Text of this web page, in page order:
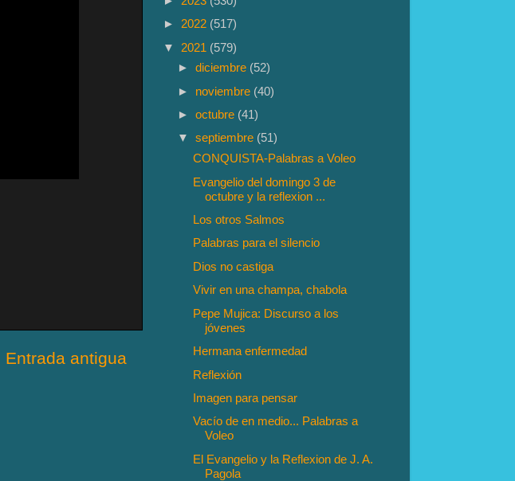
Entrada antigua
► 2022 (517)
▼ 2021 (579)
►diciembre (52)
► noviembre (40)
►octubre (41)
▼septiembre (51)
CONQUISTA-Palabras a Voleo
Evangelio del domingo 3 de
octubre y la reflexion ...
Los otros Salmos
Palabras para el silencio
Dios no castiga
Vivir en una champa, chabola
Pepe Mujica: Discurso a los
jóvenes
Hermana enfermedad
Reflexión
Imagen para pensar
Vacío de en medio... Palabras a
Voleo
El Evangelio y la Reflexion de J. A.
Pagola